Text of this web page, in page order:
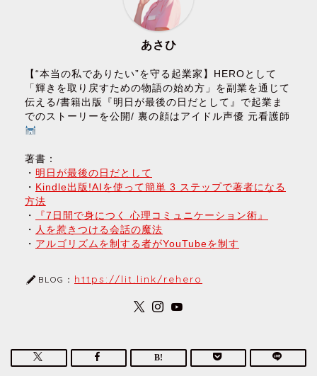
あさひ
【“本当の私でありたい”を守る起業家】HEROとして
「輝きを取り戻すための物語の始め方」を副業を通じて
伝える/書籍出版『明日が最後の日だとして』で起業ま
でのストーリーを公開/ 裏の顔はアイドル声優 元看護師
著書：
・ 明日が最後の日だとして
・ Kindle出版!AIを使って簡単 3 ステップで著者になる
方法
・
『7日間で身につく 心理コミュニケーション術』
・ 人を惹きつける会話の魔法
・ アルゴリズムを制する者がYouTubeを制す
BLOG： https://lit.link/rehero